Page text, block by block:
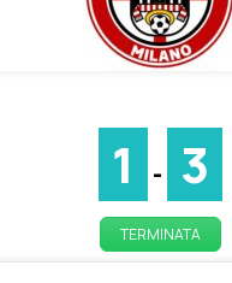
1 - 3
TERMINATA